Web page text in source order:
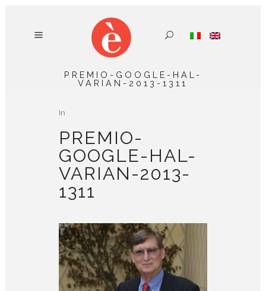
PREMIO-GOOGLE-HAL-
VARIAN-2013-1311
In
PREMIO-
GOOGLE-HAL-
VARIAN-2013-
1311